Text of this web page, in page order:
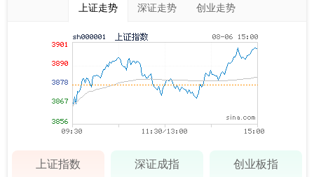
上证走势 深证走势 创业走势
上证指数 深证成指 创业板指